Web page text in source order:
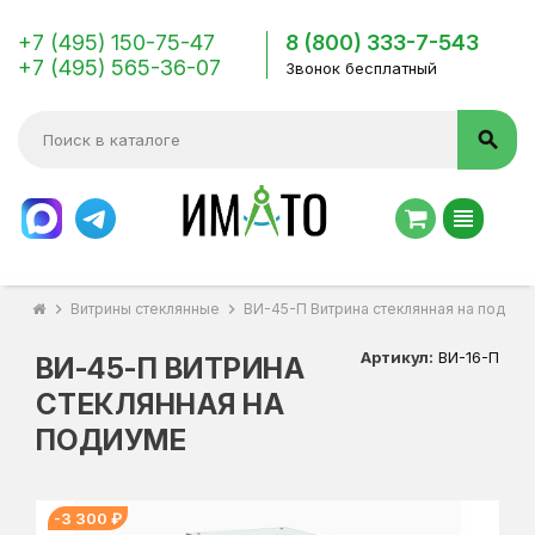
+7 (495) 150-75-47
+7 (495) 565-36-07
8 (800) 333-7-543
Звонок бесплатный
search
view_headline
chevron_right Витрины стеклянные chevron_right ВИ-45-П Витрина стеклянная на
ВИ-45-П ВИТРИНА
СТЕКЛЯННАЯ НА
ПОДИУМЕ
Артикул: ВИ-16-П
-3 300 ₽